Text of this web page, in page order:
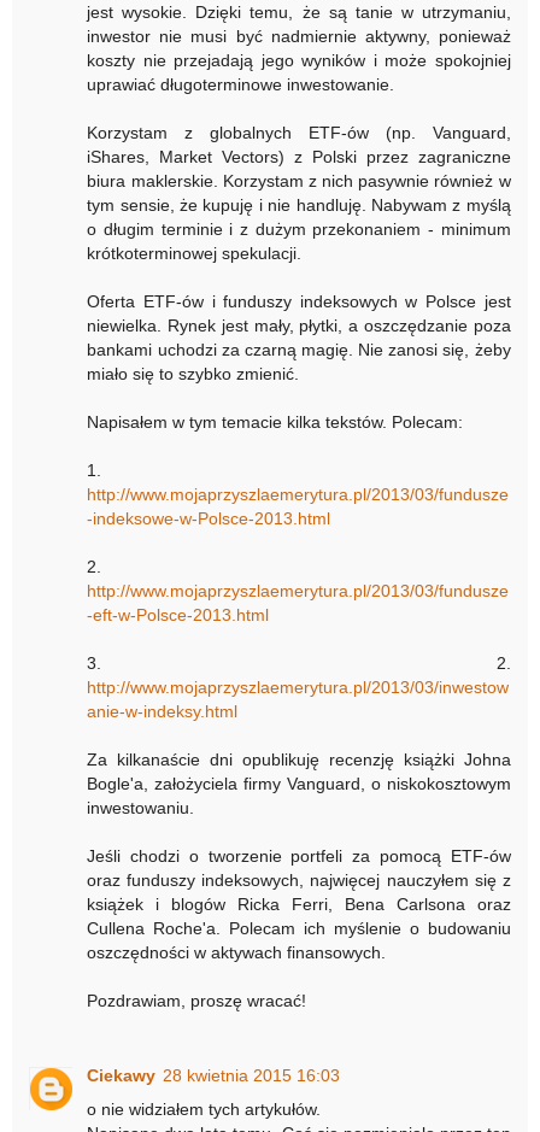
jest wysokie. Dzięki temu, że są tanie w utrzymaniu,
inwestor nie musi być nadmiernie aktywny, ponieważ
koszty nie przejadają jego wyników i może spokojniej
uprawiać długoterminowe inwestowanie.
Korzystam z globalnych ETF-ów (np. Vanguard,
iShares, Market Vectors) z Polski przez zagraniczne
biura maklerskie. Korzystam z nich pasywnie również w
tym sensie, że kupuję i nie handluję. Nabywam z myślą
o długim terminie i z dużym przekonaniem - minimum
krótkoterminowej spekulacji.
Oferta ETF-ów i funduszy indeksowych w Polsce jest
niewielka. Rynek jest mały, płytki, a oszczędzanie poza
bankami uchodzi za czarną magię. Nie zanosi się, żeby
miało się to szybko zmienić.
Napisałem w tym temacie kilka tekstów. Polecam:
1.
http://www.mojaprzyszlaemerytura.pl/2013/03/fundusze
-indeksowe-w-Polsce-2013.html
2.
http://www.mojaprzyszlaemerytura.pl/2013/03/fundusze
-eft-w-Polsce-2013.html
3. 2.
http://www.mojaprzyszlaemerytura.pl/2013/03/inwestow
anie-w-indeksy.html
Za kilkanaście dni opublikuję recenzję książki Johna
Bogle'a, założyciela firmy Vanguard, o niskokosztowym
inwestowaniu.
Jeśli chodzi o tworzenie portfeli za pomocą ETF-ów
oraz funduszy indeksowych, najwięcej nauczyłem się z
książek i blogów Ricka Ferri, Bena Carlsona oraz
Cullena Roche'a. Polecam ich myślenie o budowaniu
oszczędności w aktywach finansowych.
Pozdrawiam, proszę wracać!
Ciekawy 28 kwietnia 2015 16:03
o nie widziałem tych artykułów.